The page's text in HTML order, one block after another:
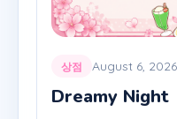
상점 August 6, 2026
Dreamy Night